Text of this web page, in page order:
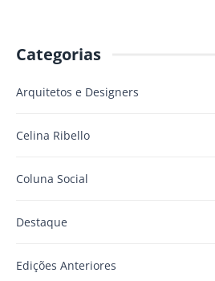
Categorias
Arquitetos e Designers
Celina Ribello
Coluna Social
Destaque
Edições Anteriores